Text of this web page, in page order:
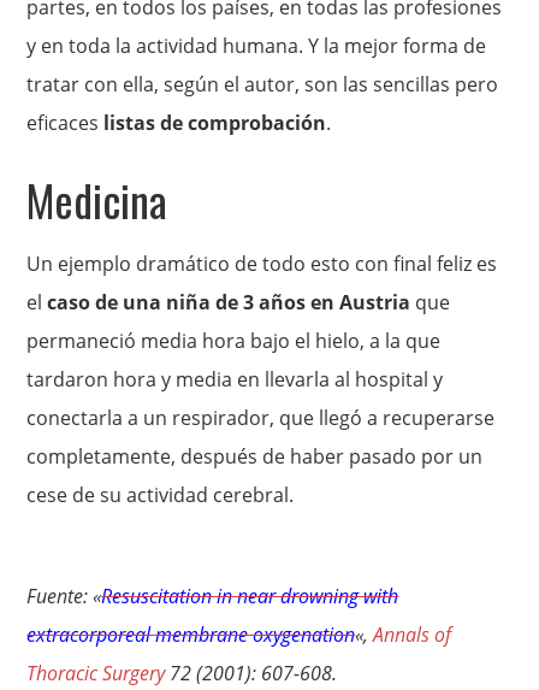
partes, en todos los países, en todas las profesiones
y en toda la actividad humana. Y la mejor forma de
tratar con ella, según el autor, son las sencillas pero
eficaces listas de comprobación.
Medicina
Un ejemplo dramático de todo esto con final feliz es
el caso de una niña de 3 años en Austria que
permaneció media hora bajo el hielo, a la que
tardaron hora y media en llevarla al hospital y
conectarla a un respirador, que llegó a recuperarse
completamente, después de haber pasado por un
cese de su actividad cerebral.
Fuente: «Resuscitation in near drowning with
extracorporeal membrane oxygenation«,Annals of
Thoracic Surgery72 (2001): 607-608.